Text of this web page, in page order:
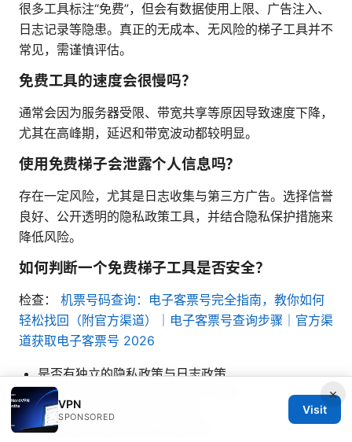
很多工具标注“免费”，但会有数据使用上限、广告注入、
日志记录等隐患。真正的无成本、无风险的梯子工具并不
常见，需谨慎评估。
免费工具的速度会很慢吗？
通常会因为服务器受限、带宽共享等原因导致速度下降，
尤其在高峰期，延迟和带宽波动都较明显。
使用免费梯子会泄露个人信息吗？
存在一定风险，尤其是日志收集与第三方广告。选择信誉
良好、公开透明的隐私政策工具，并结合隐私保护措施来
降低风险。
如何判断一个免费梯子工具是否安全？
检查： 机票号码查询：电子客票号完全指南，教你如何
轻松找回（附官方渠道）｜电子客票号查询步骤｜官方渠
道获取电子客票号 2026
是否有独立的隐私政策与日志政策
是否有公开的安全审计或第三方评测
是否来自知名的开发者或机构
社区反馈与使用时的稳定性报告
×
VPN
SPONSORED
Visit